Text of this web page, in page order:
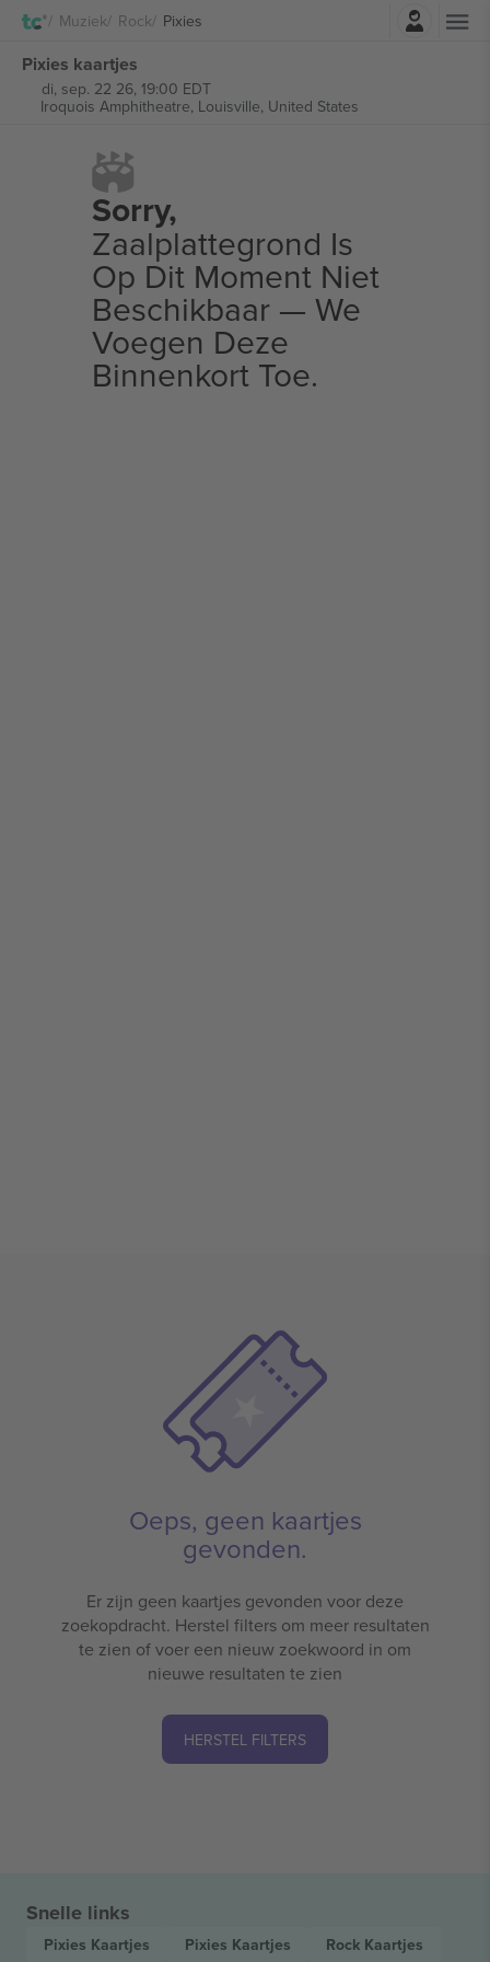
Muziek Rock Pixies
Pixies kaartjes
di, sep. 22 26, 19:00 EDT
Iroquois Amphitheatre, Louisville, United States
Sorry,
Zaalplattegrond Is
Op Dit Moment Niet
Beschikbaar — We
Voegen Deze
Binnenkort Toe.
Oeps, geen kaartjes
gevonden.
Er zijn geen kaartjes gevonden voor deze
zoekopdracht. Herstel filters om meer resultaten
te zien of voer een nieuw zoekwoord in om
nieuwe resultaten te zien
HERSTEL FILTERS
Snelle links
Pixies Kaartjes Pixies Kaartjes Rock Kaartjes